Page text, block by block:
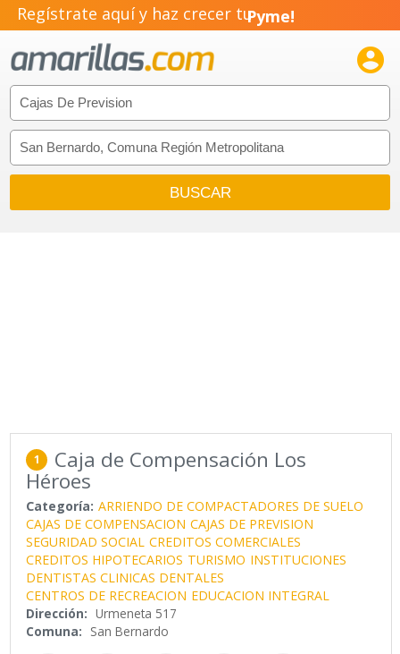
Regístrate aquí y haz crecer tuPyme!
Emprendimiento!

1 Caja de Compensación Los
Héroes
Categoría: ARRIENDO DE COMPACTADORES DE SUELO
CAJAS DE COMPENSACION CAJAS DE PREVISION
SEGURIDAD SOCIAL CREDITOS COMERCIALES
CREDITOS HIPOTECARIOS TURISMO INSTITUCIONES
DENTISTAS CLINICAS DENTALES
CENTROS DE RECREACION EDUCACION INTEGRAL
Dirección: Urmeneta 517
Comuna: San Bernardo